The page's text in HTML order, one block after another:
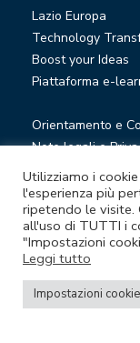
Lazio Europa
Technology
Boost your Ideas
Piattaforma e-
Orientamento e
Note legali e
Privacy Newsletter
Società
Whistleblowing
© Lazio Innova
coordinamento della
Sede legale Via
Utilizziamo i
l'esperienza più
ripetendo le visite.
all'uso di TUTTI i
"Impostazioni
Leggi tutto
Impostazioni cookie